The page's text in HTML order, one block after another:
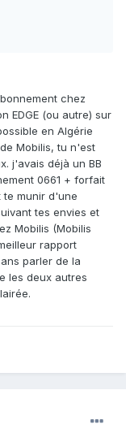
chez
EDGE (ou autre) sur
en Algérie
Mobilis, tu n'est
j'avais déjà un BB
0661 + forfait
te munir d'une
tes envies et
Mobilis (Mobilis
rapport
parler de la
les deux autres